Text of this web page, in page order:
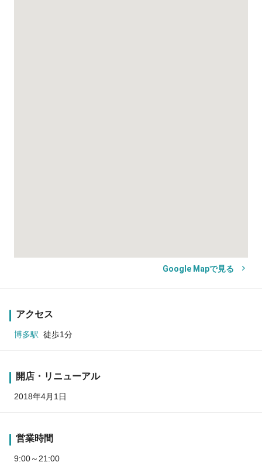
Google Mapで見る
アクセス
博多駅 徒歩1分
開店・リニューアル
2018年4月1日
営業時間
9:00～21:00